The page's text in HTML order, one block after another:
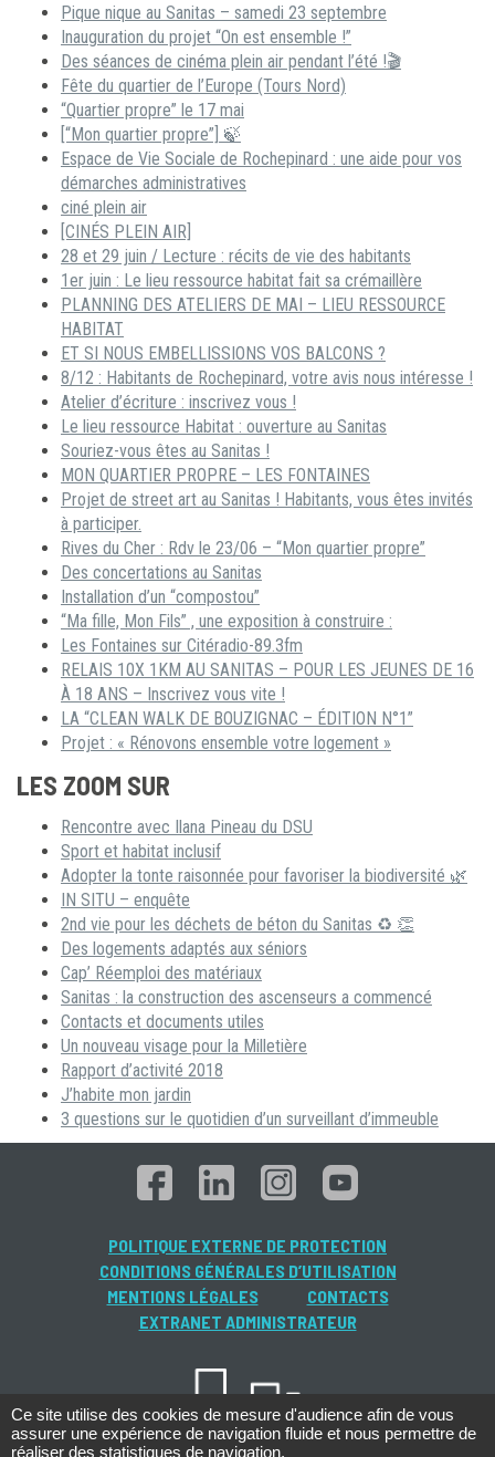
Pique nique au Sanitas – samedi 23 septembre
Inauguration du projet “On est ensemble !”
Des séances de cinéma plein air pendant l’été !🎬
Fête du quartier de l’Europe (Tours Nord)
“Quartier propre” le 17 mai
[“Mon quartier propre”] 🍃
Espace de Vie Sociale de Rochepinard : une aide pour vos
démarches administratives
ciné plein air
[CINÉS PLEIN AIR]
28 et 29 juin / Lecture : récits de vie des habitants
1er juin : Le lieu ressource habitat fait sa crémaillère
PLANNING DES ATELIERS DE MAI – LIEU RESSOURCE
HABITAT
ET SI NOUS EMBELLISSIONS VOS BALCONS ?
8/12 : Habitants de Rochepinard, votre avis nous intéresse !
Atelier d’écriture : inscrivez vous !
Le lieu ressource Habitat : ouverture au Sanitas
Souriez-vous êtes au Sanitas !
MON QUARTIER PROPRE – LES FONTAINES
Projet de street art au Sanitas ! Habitants, vous êtes invités
à participer.
Rives du Cher : Rdv le 23/06 – “Mon quartier propre”
Des concertations au Sanitas
Installation d’un “compostou”
“Ma fille, Mon Fils” , une exposition à construire :
Les Fontaines sur Citéradio-89.3fm
RELAIS 10X 1KM AU SANITAS – POUR LES JEUNES DE 16
À 18 ANS – Inscrivez vous vite !
LA “CLEAN WALK DE BOUZIGNAC – ÉDITION N°1”
Projet : « Rénovons ensemble votre logement »
LES ZOOM SUR
Rencontre avec Ilana Pineau du DSU
Sport et habitat inclusif
Adopter la tonte raisonnée pour favoriser la biodiversité 🌿
IN SITU – enquête
2nd vie pour les déchets de béton du Sanitas ♻ 👏
Des logements adaptés aux séniors
Cap’ Réemploi des matériaux
Sanitas : la construction des ascenseurs a commencé
Contacts et documents utiles
Un nouveau visage pour la Milletière
Rapport d’activité 2018
J’habite mon jardin
3 questions sur le quotidien d’un surveillant d’immeuble
POLITIQUE EXTERNE DE PROTECTION
CONDITIONS GÉNÉRALES D’UTILISATION
MENTIONS LÉGALES
CONTACTS
EXTRANET ADMINISTRATEUR
Ce site utilise des cookies de mesure d'audience afin de vous
assurer une expérience de navigation fluide et nous permettre de
réaliser des statistiques de navigation.